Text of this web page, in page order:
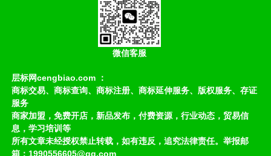
微信客服
层标网cengbiao.com ：
商标交易、商标查询、商标注册、商标延伸服务、版权服务、存证
服务
商家加盟，免费开店，新品发布，付费资源，行业动态，贸易信
息，学习培训等
所有文章未经授权禁止转载，如有违反，追究法律责任。举报邮
箱：1990556605@qq.com